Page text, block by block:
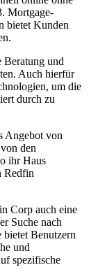
Mortgage-
bietet Kunden
Beratung und
Auch hierfür
um die
durch zu
Angebot von
den
ihr Haus
Redfin
Corp auch eine
Suche nach
bietet Benutzern
und
spezifische